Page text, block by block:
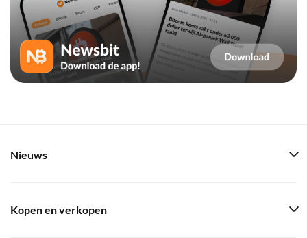
Nieuws
Kopen en verkopen